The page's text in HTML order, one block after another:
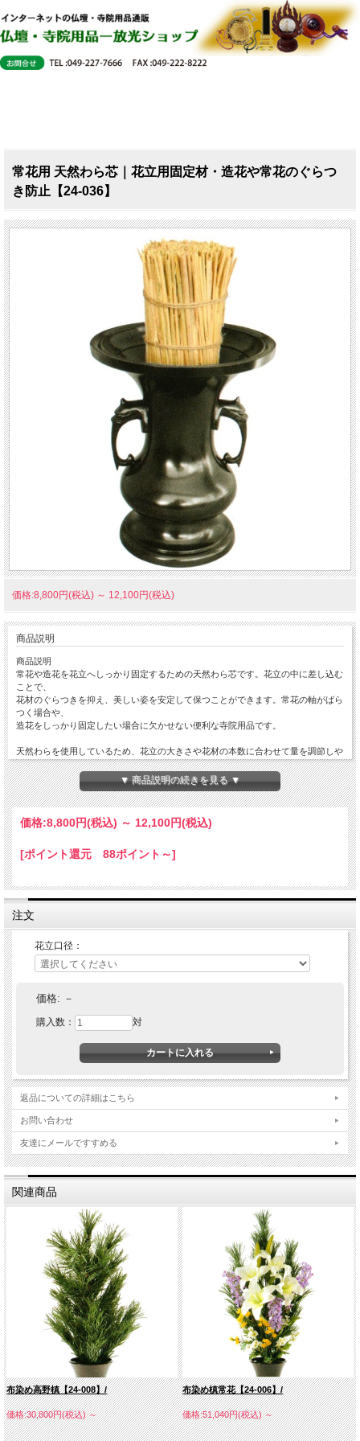
常花用 天然わら芯｜花立用固定材・造花や常花のぐらつ
き防止【24-036】
価格:8,800円(税込) ～ 12,100円(税込)
商品説明
商品説明
常花や造花を花立へしっかり固定するための天然わら芯です。花立の中に差し込む
ことで、
花材のぐらつきを抑え、美しい姿を安定して保つことができます。常花の軸がばら
つく場合や、
造花をしっかり固定したい場合に欠かせない便利な寺院用品です。
天然わらを使用しているため、花立の大きさや花材の本数に合わせて量を調節しや
すく、
必要に応じてハサミやカッターで長さを自由にカットできます。花立の口径や深さ
に合わせて使用できるので、
常花・高野槙・造花など幅広いお飾りに対応します。
サイズ・仕様
1対（2本分）
このような用途におすすめ
常花の固定
高野槙や造花の固定
花立の中で花材がぐらつく時の調整
寺院・本堂・内陣・仏壇の花立用
▼ 商品説明の続きを見る ▼
価格:8,800円(税込) ～ 12,100円(税込)
[ポイント還元 88ポイント～]
注文
花立口径：
価格: －
購入数： 対
返品についての詳細はこちら
お問い合わせ
友達にメールですすめる
関連商品
布染め高野槙【24-008】/
価格:30,800円(税込)～
布染め槙常花【24-006】/
価格:51,040円(税込)～